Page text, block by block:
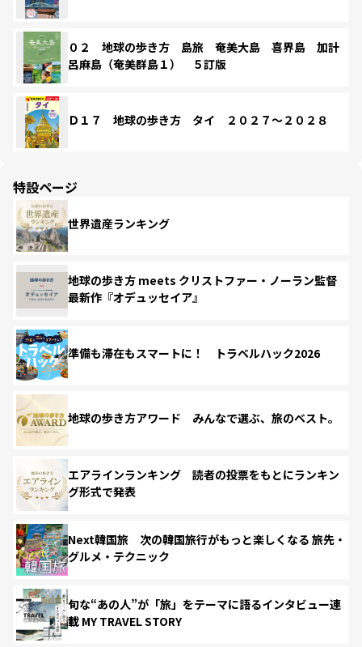
０２ 地球の歩き方 島旅 奄美大島 喜界島 加計
呂麻島（奄美群島１） ５訂版
Ｄ１７ 地球の歩き方 タイ ２０２７～２０２８
特設ページ
世界遺産ランキング
地球の歩き方 meets クリストファー・ノーラン監督
最新作『オデュッセイア』
準備も滞在もスマートに！ トラベルハック2026
地球の歩き方アワード みんなで選ぶ、旅のベスト。
エアラインランキング 読者の投票をもとにランキン
グ形式で発表
Next韓国旅 次の韓国旅行がもっと楽しくなる 旅先・
グルメ・テクニック
旬な“あの人”が「旅」をテーマに語るインタビュー連
載 MY TRAVEL STORY